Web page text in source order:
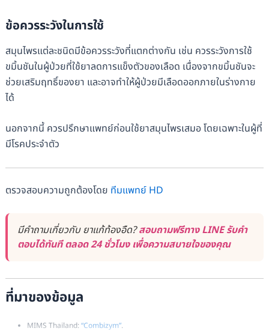
ข้อควรระวังในการใช้
สมุนไพรแต่ละชนิดมีข้อควรระวังที่แตกต่างกัน เช่น ควรระวังการใช้
ขมิ้นชันในผู้ป่วยที่ใช้ยาลดการแข็งตัวของเลือด เนื่องจากขมิ้นชันจะ
ช่วยเสริมฤทธิ์ของยา และอาจทำให้ผู้ป่วยมีเลือดออกภายในร่างกาย
ได้
นอกจากนี้ ควรปรึกษาแพทย์ก่อนใช้ยาสมุนไพรเสมอ โดยเฉพาะในผู้ที่
มีโรคประจำตัว
ตรวจสอบความถูกต้องโดย ทีมแพทย์ HD
มีคำถามเกี่ยวกับ ยาแก้ท้องอืด?สอบถามฟรีทาง LINE รับคำ
ตอบได้ทันที ตลอด 24 ชั่วโมง เพื่อความสบายใจของคุณ
ที่มาของข้อมูล
MIMS Thailand: “Combizym”.